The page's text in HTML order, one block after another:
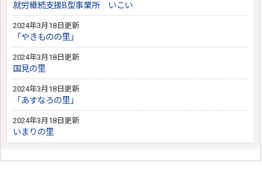
就労継続支援B型事業所 いこい
2024年3月18日更新
「やきものの里」
2024年3月18日更新
国見の里
2024年3月18日更新
「あすなろの里」
2024年3月18日更新
いまりの里